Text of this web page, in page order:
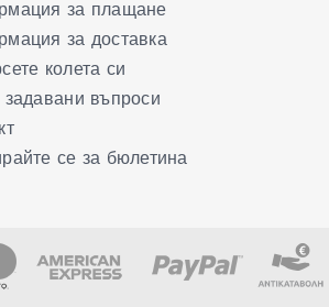
за плащане
за доставка
колета си
задавани въпроси
се за бюлетина